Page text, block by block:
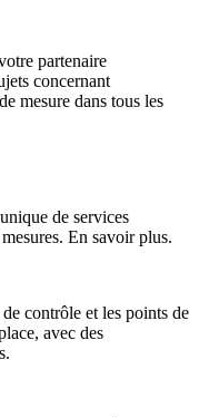
partenaire
concernant
mesure dans tous les
de services
En savoir plus.
contrôle et les points de
avec des